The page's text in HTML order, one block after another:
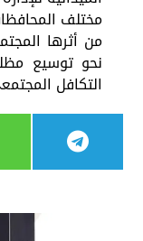
مختلف
من أثرها
نحو توسيع
التكافل